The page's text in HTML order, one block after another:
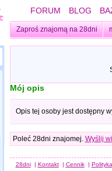
FORUM BLOG
Zaproś znajomą na 28dni
Mój opis
Opis tej osoby jest dostępny
Poleć 28dni znajomej. Wyślij
28dni | Kontakt | Cennik |